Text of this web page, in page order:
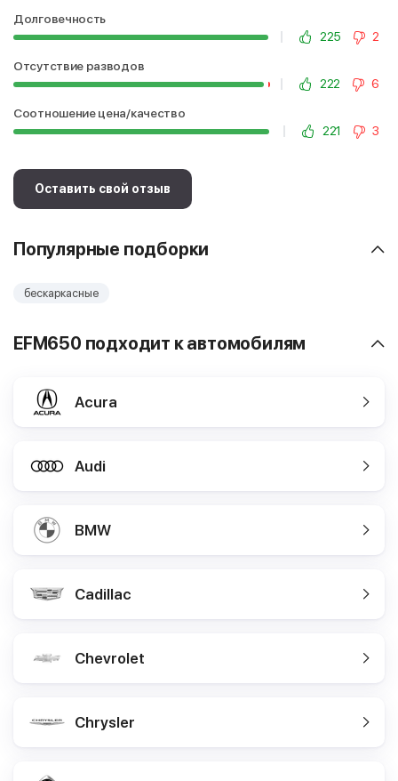
Долговечность
225
2
Отсутствие разводов
222
6
Соотношение цена/качество
221
3
Оставить свой отзыв
Популярные подборки
бескаркасные
EFM650 подходит к автомобилям
Acura
Audi
BMW
Cadillac
Chevrolet
Chrysler